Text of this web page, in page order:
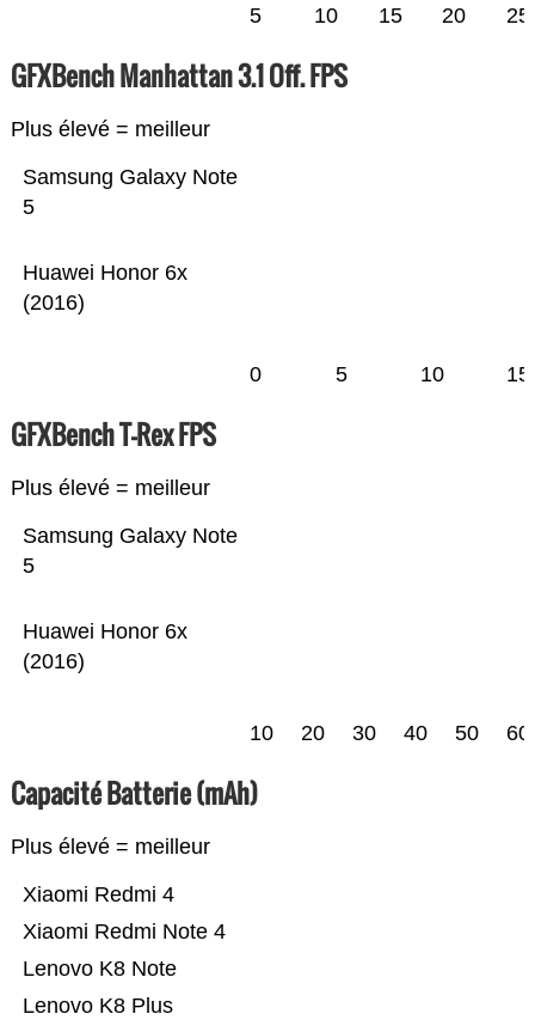
5 10 15 20 25
GFXBench Manhattan 3.1 Off. FPS
Plus élevé = meilleur
Huawei Honor 6x
(2016)
Samsung Galaxy Note
5
0 5 10 15
GFXBench T-Rex FPS
Plus élevé = meilleur
Huawei Honor 6x
(2016)
Samsung Galaxy Note
5
10 20 30 40 50 60
Capacité Batterie (mAh)
Plus élevé = meilleur
Lenovo K8 Plus
Lenovo K8 Note
Xiaomi Redmi Note 4
Xiaomi Redmi 4